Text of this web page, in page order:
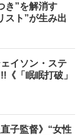
き”を解消す
スト”が生み出
イソン・ステ
《「眠眠打破」
子監督》“女性